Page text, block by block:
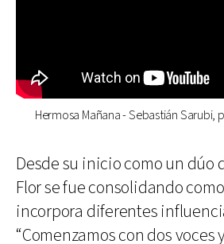
Hermosa Mañana - Sebastián Sarubi,
Desde su inicio como un dúo
Flor se fue consolidando
incorpora diferentes
“Comenzamos con dos voces